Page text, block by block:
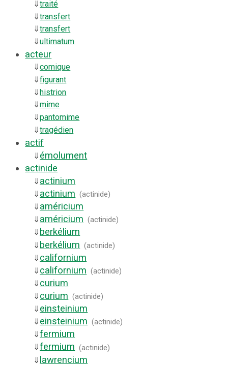
⇓traité
⇓transfert
⇓transfert
⇓ultimatum
acteur
⇓comique
⇓figurant
⇓histrion
⇓mime
⇓pantomime
⇓tragédien
actif
⇓ émolument
actinide
⇓ actinium
⇓ actinium (actinide)
⇓ américium
⇓ américium (actinide)
⇓ berkélium
⇓ berkélium (actinide)
⇓ californium
⇓ californium (actinide)
⇓ curium
⇓ curium (actinide)
⇓ einsteinium
⇓ einsteinium (actinide)
⇓fermium
⇓fermium (actinide)
⇓ lawrencium